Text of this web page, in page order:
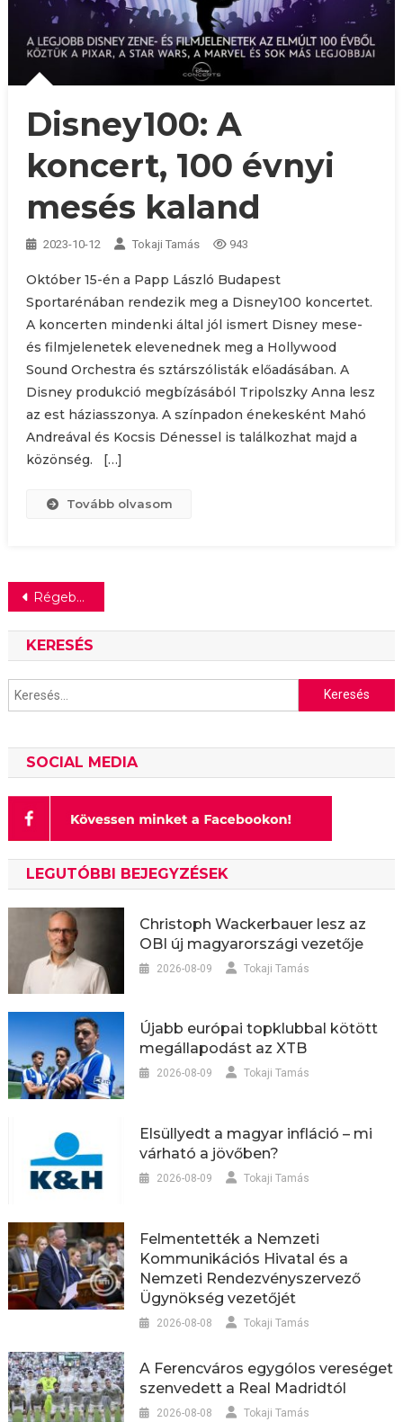
Disney100: A
koncert, 100 évnyi
mesés kaland
2023-10-12 Tokaji Tamás 943
Október 15-én a Papp László Budapest
Sportarénában rendezik meg a Disney100 koncertet.
A koncerten mindenki által jól ismert Disney mese-
és filmjelenetek elevenednek meg a Hollywood
Sound Orchestra és sztárszólisták előadásában. A
Disney produkció megbízásából Tripolszky Anna lesz
az est háziasszonya. A színpadon énekesként Mahó
Andreával és Kocsis Dénessel is találkozhat majd a
közönség. […]
Tovább olvasom
Bejegyzés
navigáció
Régebbi bejegyzések
KERESÉS
Keresés:
SOCIAL MEDIA
LEGUTÓBBI BEJEGYZÉSEK
Christoph Wackerbauer lesz az
OBI új magyarországi vezetője
2026-08-09 Tokaji Tamás
Újabb európai topklubbal kötött
megállapodást az XTB
2026-08-09 Tokaji Tamás
Elsüllyedt a magyar infláció – mi
várható a jövőben?
2026-08-09 Tokaji Tamás
Felmentették a Nemzeti
Kommunikációs Hivatal és a
Nemzeti Rendezvényszervező
Ügynökség vezetőjét
2026-08-08 Tokaji Tamás
A Ferencváros egygólos vereséget
szenvedett a Real Madridtól
2026-08-08 Tokaji Tamás